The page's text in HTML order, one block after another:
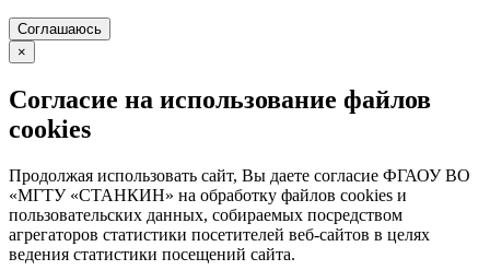
Соглашаюсь
×
Согласие на использование файлов
cookies
Продолжая использовать сайт, Вы даете согласие ФГАОУ ВО
«МГТУ «СТАНКИН» на обработку файлов cookies и
пользовательских данных, собираемых посредством
агрегаторов статистики посетителей веб-сайтов в целях
ведения статистики посещений сайта.